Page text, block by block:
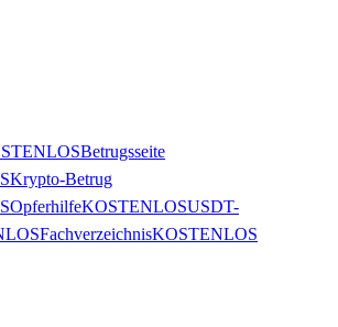
Betrugsseite
Krypto-Betrug
OpferhilfeKOSTENLOSUSDT-
FachverzeichnisKOSTENLOS